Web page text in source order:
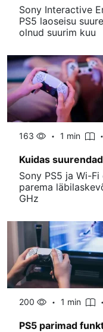
Sony Interactive
PS5 laoseisu
olnud suurim kuu
163 1 min
Kuidas
Sony PS5 ja Wi-
parema
GHz
200 1 min
PS5 parimad